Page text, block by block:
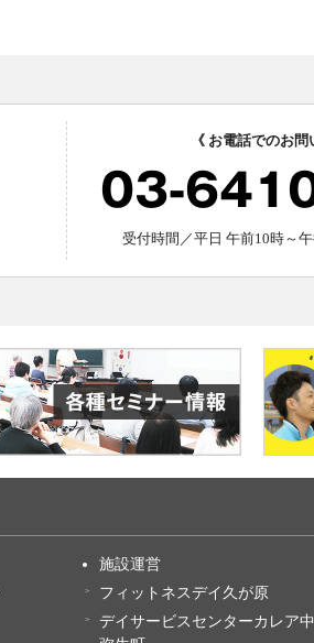
《 お電話でのお問
03-
受付時間／平日 午前10時～午
施設運営
フィットネスデイ久が原
デイサービスセンターカレア